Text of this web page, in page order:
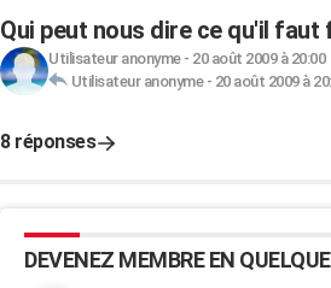
Qui peut nous dire ce qu'il faut
Utilisateur anonyme- 20 août 2009 à 20:00
Utilisateur anonyme- 20 août 2009 à
8 réponses
DEVENEZ MEMBRE EN